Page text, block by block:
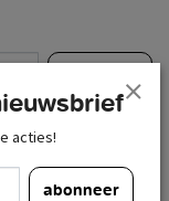
acties!
abonneer